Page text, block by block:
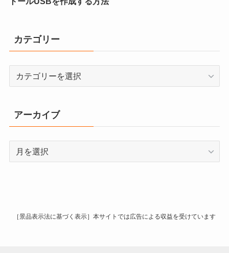
カテゴリー
リ
ー
アーカイブ
［景品表示法に基づく表示］本サイトでは広告による収益を受けています